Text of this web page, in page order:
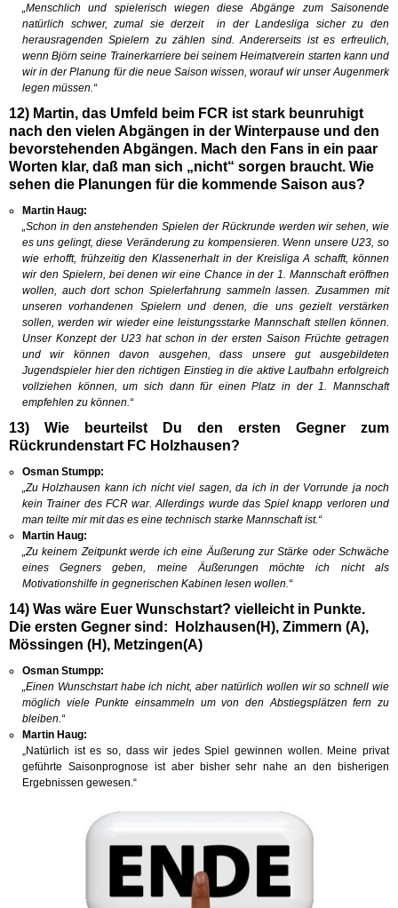
„Menschlich und spielerisch wiegen diese Abgänge zum Saisonende
natürlich schwer, zumal sie derzeit in der Landesliga sicher zu den
herausragenden Spielern zu zählen sind. Andererseits ist es erfreulich,
wenn Björn seine Trainerkarriere bei seinem Heimatverein starten kann und
wir in der Planung für die neue Saison wissen, worauf wir unser Augenmerk
legen müssen.“
12) Martin, das Umfeld beim FCR ist stark beunruhigt
nach den vielen Abgängen in der Winterpause und den
bevorstehenden Abgängen. Mach den Fans in ein paar
Worten klar, daß man sich „nicht“ sorgen braucht. Wie
sehen die Planungen für die kommende Saison aus?
Martin Haug:
„Schon in den anstehenden Spielen der Rückrunde werden wir sehen, wie
es uns gelingt, diese Veränderung zu kompensieren. Wenn unsere U23, so
wie erhofft, frühzeitig den Klassenerhalt in der Kreisliga A schafft, können
wir den Spielern, bei denen wir eine Chance in der 1. Mannschaft eröffnen
wollen, auch dort schon Spielerfahrung sammeln lassen. Zusammen mit
unseren vorhandenen Spielern und denen, die uns gezielt verstärken
sollen, werden wir wieder eine leistungsstarke Mannschaft stellen können.
Unser Konzept der U23 hat schon in der ersten Saison Früchte getragen
und wir können davon ausgehen, dass unsere gut ausgebildeten
Jugendspieler hier den richtigen Einstieg in die aktive Laufbahn erfolgreich
vollziehen können, um sich dann für einen Platz in der 1. Mannschaft
empfehlen zu können.“
13) Wie beurteilst Du den ersten Gegner zum
Rückrundenstart FC Holzhausen?
Osman Stumpp:
„Zu Holzhausen kann ich nicht viel sagen, da ich in der Vorrunde ja noch
kein Trainer des FCR war. Allerdings wurde das Spiel knapp verloren und
man teilte mir mit das es eine technisch starke Mannschaft ist.“
Martin Haug:
„Zu keinem Zeitpunkt werde ich eine Äußerung zur Stärke oder Schwäche
eines Gegners geben, meine Äußerungen möchte ich nicht als
Motivationshilfe in gegnerischen Kabinen lesen wollen.“
14) Was wäre Euer Wunschstart? vielleicht in Punkte.
Die ersten Gegner sind: Holzhausen(H), Zimmern (A),
Mössingen (H), Metzingen(A)
Osman Stumpp:
„Einen Wunschstart habe ich nicht, aber natürlich wollen wir so schnell wie
möglich viele Punkte einsammeln um von den Abstiegsplätzen fern zu
bleiben.“
Martin Haug:
„Natürlich ist es so, dass wir jedes Spiel gewinnen wollen. Meine privat
geführte Saisonprognose ist aber bisher sehr nahe an den bisherigen
Ergebnissen gewesen.“